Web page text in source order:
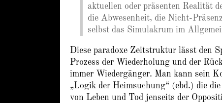
aktuellen oder präsenten Realität
die Abwesenheit, die Nicht-
selbst das Simulakrum im
Diese paradoxe Zeitstruktur lässt den
Prozess der Wiederholung und der
immer Wiedergänger. Man kann sein
„Logik der Heimsuchung“ (ebd.) die
von Leben und Tod jenseits der